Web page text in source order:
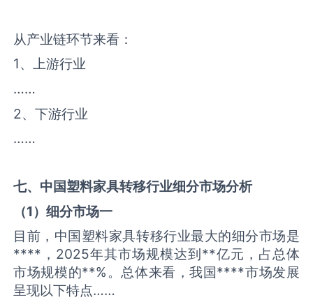
从产业链环节来看：
1、上游行业
……
2、下游行业
……
七、中国塑料家具转移行业细分市场分析
（1）细分市场一
目前，中国塑料家具转移行业最大的细分市场是
****，2025年其市场规模达到**亿元，占总体
市场规模的**%。总体来看，我国****市场发展
呈现以下特点……